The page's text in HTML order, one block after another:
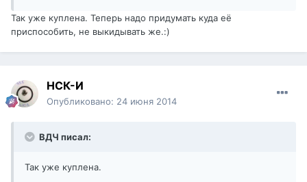
Так уже куплена. Теперь надо придумать куда её
приспособить, не выкидывать же.:)
НСК-И
Опубликовано: 24 июня 2014
ВДЧ писал:
Так уже куплена.